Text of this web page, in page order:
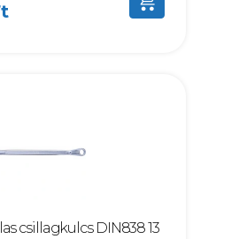
csillagkulcs DIN838 13